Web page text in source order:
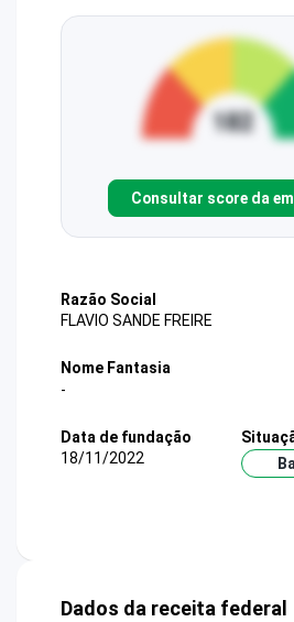
Consultar score da
Razão Social
FLAVIO SANDE FREIRE
Nome Fantasia
-
Data de fundação
18/11/2022
Dados da receita federal